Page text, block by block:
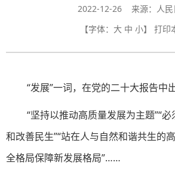
2022-12-26 来源：人民
【字体： 大 中 小】 打印
“发展”一词，在党的二十大报告中
“坚持以推动高质量发展为主题”“
和改善民生”“站在人与自然和谐共生的
全格局保障新发展格局”……